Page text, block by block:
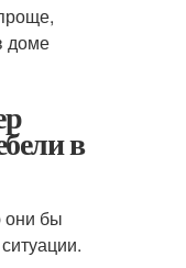
доме
в
они бы